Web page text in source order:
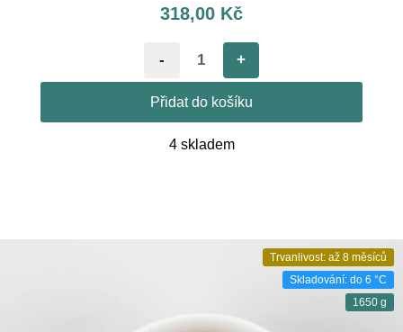
318,00 Kč
- +
Přidat do košíku
4 skladem
Trvanlivost: až 8 měsíců
Skladování: do 6 °C
1650 g